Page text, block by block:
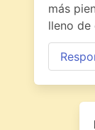
más
lleno de